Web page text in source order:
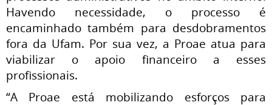
Havendo necessidade, o processo é
encaminhado também para desdobramentos
fora da Ufam. Por sua vez, a Proae atua para
viabilizar o apoio financeiro a esses
profissionais.
“A Proae está mobilizando esforços para